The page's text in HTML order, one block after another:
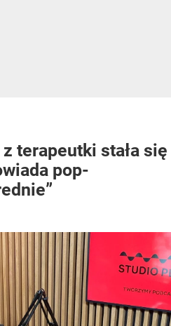
z terapeutki stała się
pop-